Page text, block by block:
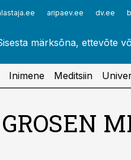
aripaev.ee dv.ee
toostusuudised.ee
Inimene Meditsiin